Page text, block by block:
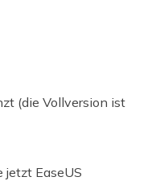
(die Vollversion ist
jetzt EaseUS